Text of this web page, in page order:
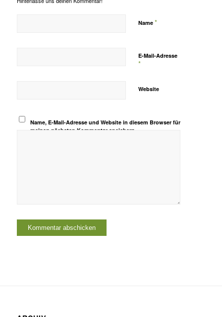
Name *
E-Mail-Adresse
*
Website
Name, E-Mail-Adresse und Website in diesem Browser für
meinen nächsten Kommentar speichern.